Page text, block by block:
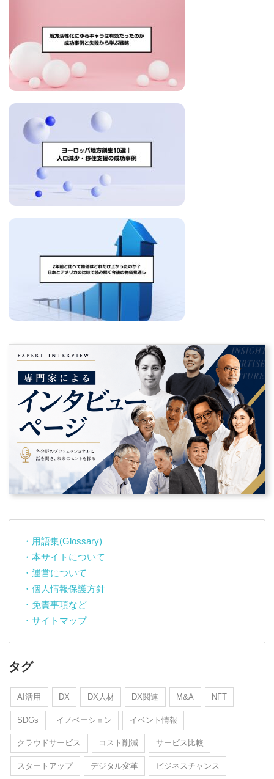
・用語集(Glossary)
・本サイトについて
・運営について
・個人情報保護方針
・免責事項など
・サイトマップ
タグ
AI活用 DX DX人材 DX関連 M&A NFT
SDGs イノベーション イベント情報
クラウドサービス コスト削減 サービス比較
スタートアップ デジタル変革 ビジネスチャンス